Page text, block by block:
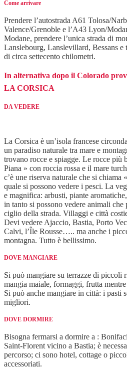
Come arrivare
Prendere l’autostrada A61 Tolosa/
Valence/Grenoble e l’A43 Lyon/
Modane, prendere l’unica strada di
Lanslebourg, Lanslevillard, Bessans
di circa settecento chilometri.
In alternativa dopo il Colorado
LA CORSICA
DA VEDERE
La Corsica è un’isola francese
un paradiso naturale tra mare e
trovano rocce e spiagge. Le rocce più
Piana » con roccia rossa e il mare
c’è une riserva naturale che si chiama
quale si possono vedere i pesci. La
e magnifica: arbusti, piante
in tanto si possono vedere animali che
ciglio della strada. Villaggi e città
Devi vedere Ajaccio, Bastia, Porto
Calvi, l’Île Rousse….. ma anche i
montagna. Tutto è bellissimo.
DOVE MANGIARE
Si può mangiare su terrazze di piccoli
mangia maiale, formaggi, frutta
Si può anche mangiare in città: i pasti
migliori.
DOVE DORMIRE
Bisogna fermarsi a dormire a :
Saint-Florent vicino a Bastia; è
percorso; ci sono hotel, cottage o
accessoriati.